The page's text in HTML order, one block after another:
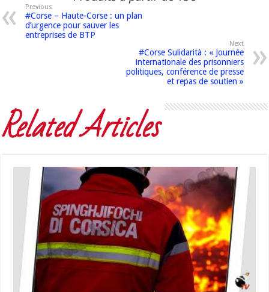
Previous
#Corse – Haute-Corse : un plan
d’urgence pour sauver les
entreprises de BTP
Next
#Corse Sulidarità : « Journée
internationale des prisonniers
politiques, conférence de presse
et repas de soutien »
Related Articles